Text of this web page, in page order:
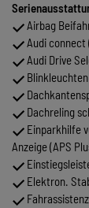
Airbag
Audi
Audi Drive
Dachreling
Einparkhilfe
Anzeige (APS
Elektron.